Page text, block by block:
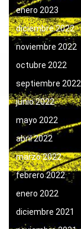
enero 2023
diciembre 2022
noviembre 2022
octubre 2022
septiembre 2022
junio 2022
mayo 2022
abril 2022
marzo 2022
febrero 2022
enero 2022
diciembre 2021